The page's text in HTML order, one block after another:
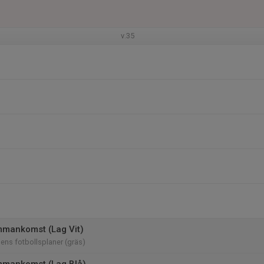
v.35
(Lag Vit)
fotbollsplaner (gräs)